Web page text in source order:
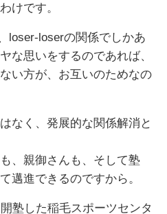
けです。
loser-loserの関係でしかあ
な思いをするのであれば、
い方が、お互いのためなの
なく、発展的な関係解消と
、親御さんも、そして塾
邁進できるのですから。
塾した稲毛スポーツセンタ